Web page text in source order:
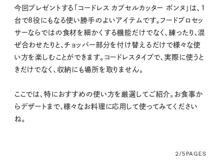
今回プレゼントする「コードレス カプセルカッター ボンヌ」は、1
台で8役にもなる使い勝手のよいアイテムです。フードプロセッ
サーならではの食材を細かくする機能だけでなく、練ったり、混
ぜ合わせたりと、チョッパー部分を付け替えるだけで様々な使
い方を楽しむことができます。コードレスタイプで、実際に使うと
きだけでなく、収納にも場所を取りません。
ここでは、特におすすめの使い方を厳選してご紹介。お食事か
らデザートまで、様々なお料理に応用して使ってみてください
ね。
2/5 PAGES